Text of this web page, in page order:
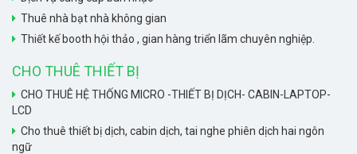
Thuê nhà bạt nhà không gian
Thiết kế booth hội thảo , gian hàng triển lãm chuyên nghiệp.
CHO THUÊ THIẾT BỊ
CHO THUÊ HỆ THỐNG MICRO -THIẾT BỊ DỊCH- CABIN-LAPTOP-
LCD
Cho thuê thiết bị dịch, cabin dịch, tai nghe phiên dịch hai ngôn
ngữ